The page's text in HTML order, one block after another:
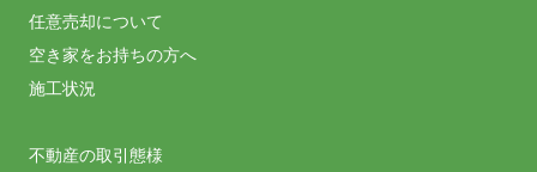
任意売却について
空き家をお持ちの方へ
施工状況
不動産の取引態様